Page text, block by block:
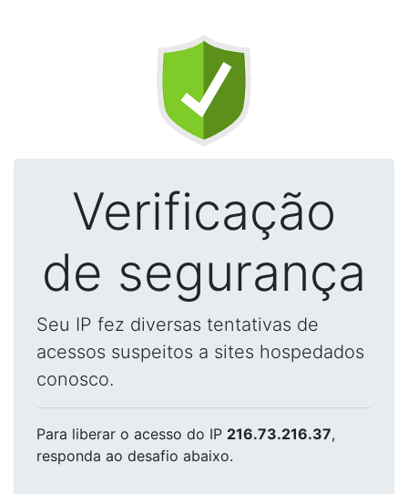
Verificação
de segurança
Seu IP fez diversas tentativas de
acessos suspeitos a sites hospedados
conosco.
Para liberar o acesso do IP 216.73.216.37,
responda ao desafio abaixo.